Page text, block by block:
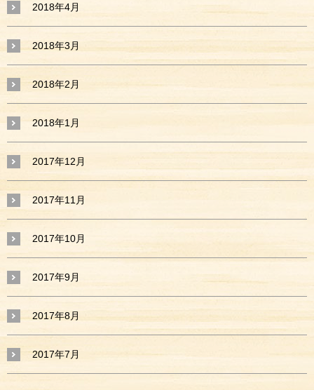
2018年4月
2018年3月
2018年2月
2018年1月
2017年12月
2017年11月
2017年10月
2017年9月
2017年8月
2017年7月